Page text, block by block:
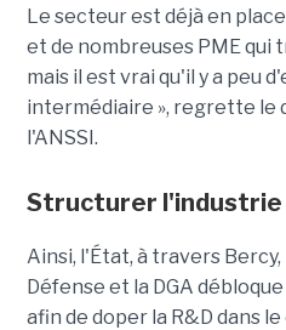
Le secteur est déjà en
et de nombreuses PME qui
mais il est vrai qu'il y a peu
intermédiaire », regrette le
l'ANSSI.
Structurer l'industrie
Ainsi, l'État, à travers
Défense et la DGA
afin de doper la R&D dans